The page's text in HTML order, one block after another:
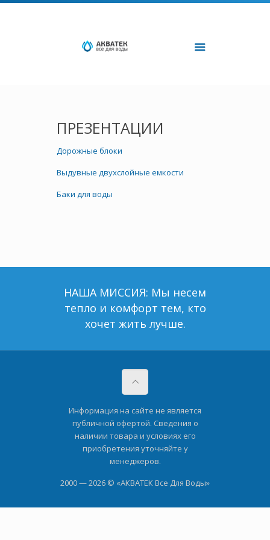
ПРЕЗЕНТАЦИИ
Дорожные блоки
Выдувные двухслойные емкости
Баки для воды
НАША МИССИЯ: Мы несем
тепло и комфорт тем, кто
хочет жить лучше.
Информация на сайте не является
публичной офертой. Сведения о
наличии товара и условиях его
приобретения уточняйте у
менеджеров.
2000 — 2026 © «АКВАТЕК Все Для Воды»